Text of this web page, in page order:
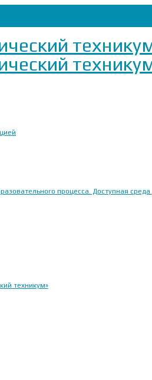
процесса. Доступная среда.
техникум»